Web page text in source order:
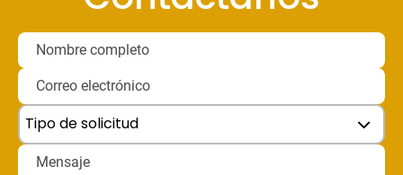
Nombre completo
Correo electrónico
Tema de interés
Tipo de solicitud
Mensaje